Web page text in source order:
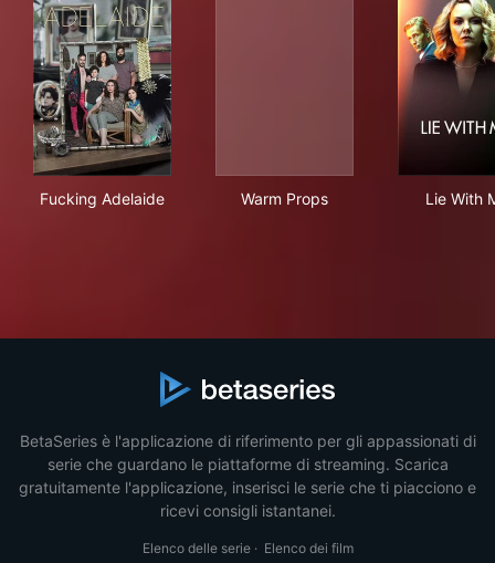
Fucking Adelaide Warm Props Lie With
BetaSeries è l'applicazione di riferimento per gli appassionati di
serie che guardano le piattaforme di streaming. Scarica
gratuitamente l'applicazione, inserisci le serie che ti piacciono e
ricevi consigli istantanei.
Elenco delle serie· Elenco dei film